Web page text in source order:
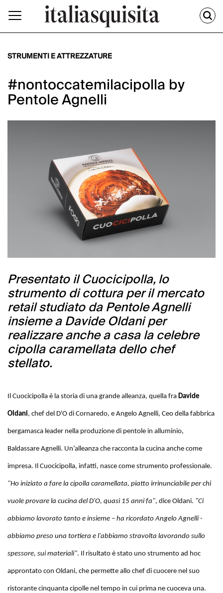
STRUMENTI E ATTREZZATURE
#nontoccatemilacipolla by
Pentole Agnelli
Presentato il Cuocicipolla, lo
strumento di cottura per il mercato
retail studiato da Pentole Agnelli
insieme a Davide Oldani per
realizzare anche a casa la celebre
cipolla caramellata dello chef
stellato.
Il Cuocicipolla è la storia di una grande alleanza, quella fra Davide
Oldani, chef del D'O di Cornaredo, e Angelo Agnelli, Ceo della fabbrica
bergamasca leader nella produzione di pentole in alluminio,
Baldassare Agnelli. Un’alleanza che racconta la cucina anche come
impresa. Il Cuocicipolla, infatti, nasce come strumento professionale.
"Ho iniziato a fare la cipolla caramellata, piatto irrinunciabile per chi
vuole provare la cucina del D'O, quasi 15 anni fa", dice Oldani. "Ci
abbiamo lavorato tanto e insieme – ha ricordato Angelo Agnelli -
abbiamo preso una tortiera e l'abbiamo stravolta lavorando sullo
spessore, sui materiali". Il risultato è stato uno strumento ad hoc
approntato con Oldani, che permette allo chef di cuocere nel suo
ristorante cinquanta cipolle nel tempo in cui prima ne cuoceva una.